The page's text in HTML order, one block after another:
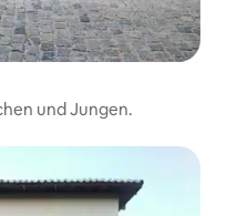
und Jungen.